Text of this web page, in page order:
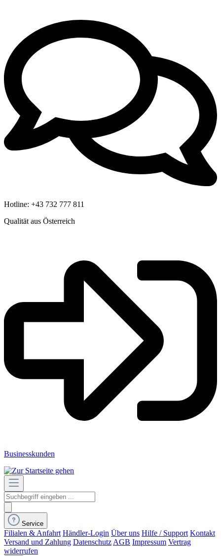
Hotline: +43 732 777 811
Qualität aus Österreich
Businesskunden
Service
Filialen & Anfahrt Händler-Login Über uns Hilfe / Support Kontakt
Versand und Zahlung Datenschutz AGB Impressum Vertrag
widerrufen